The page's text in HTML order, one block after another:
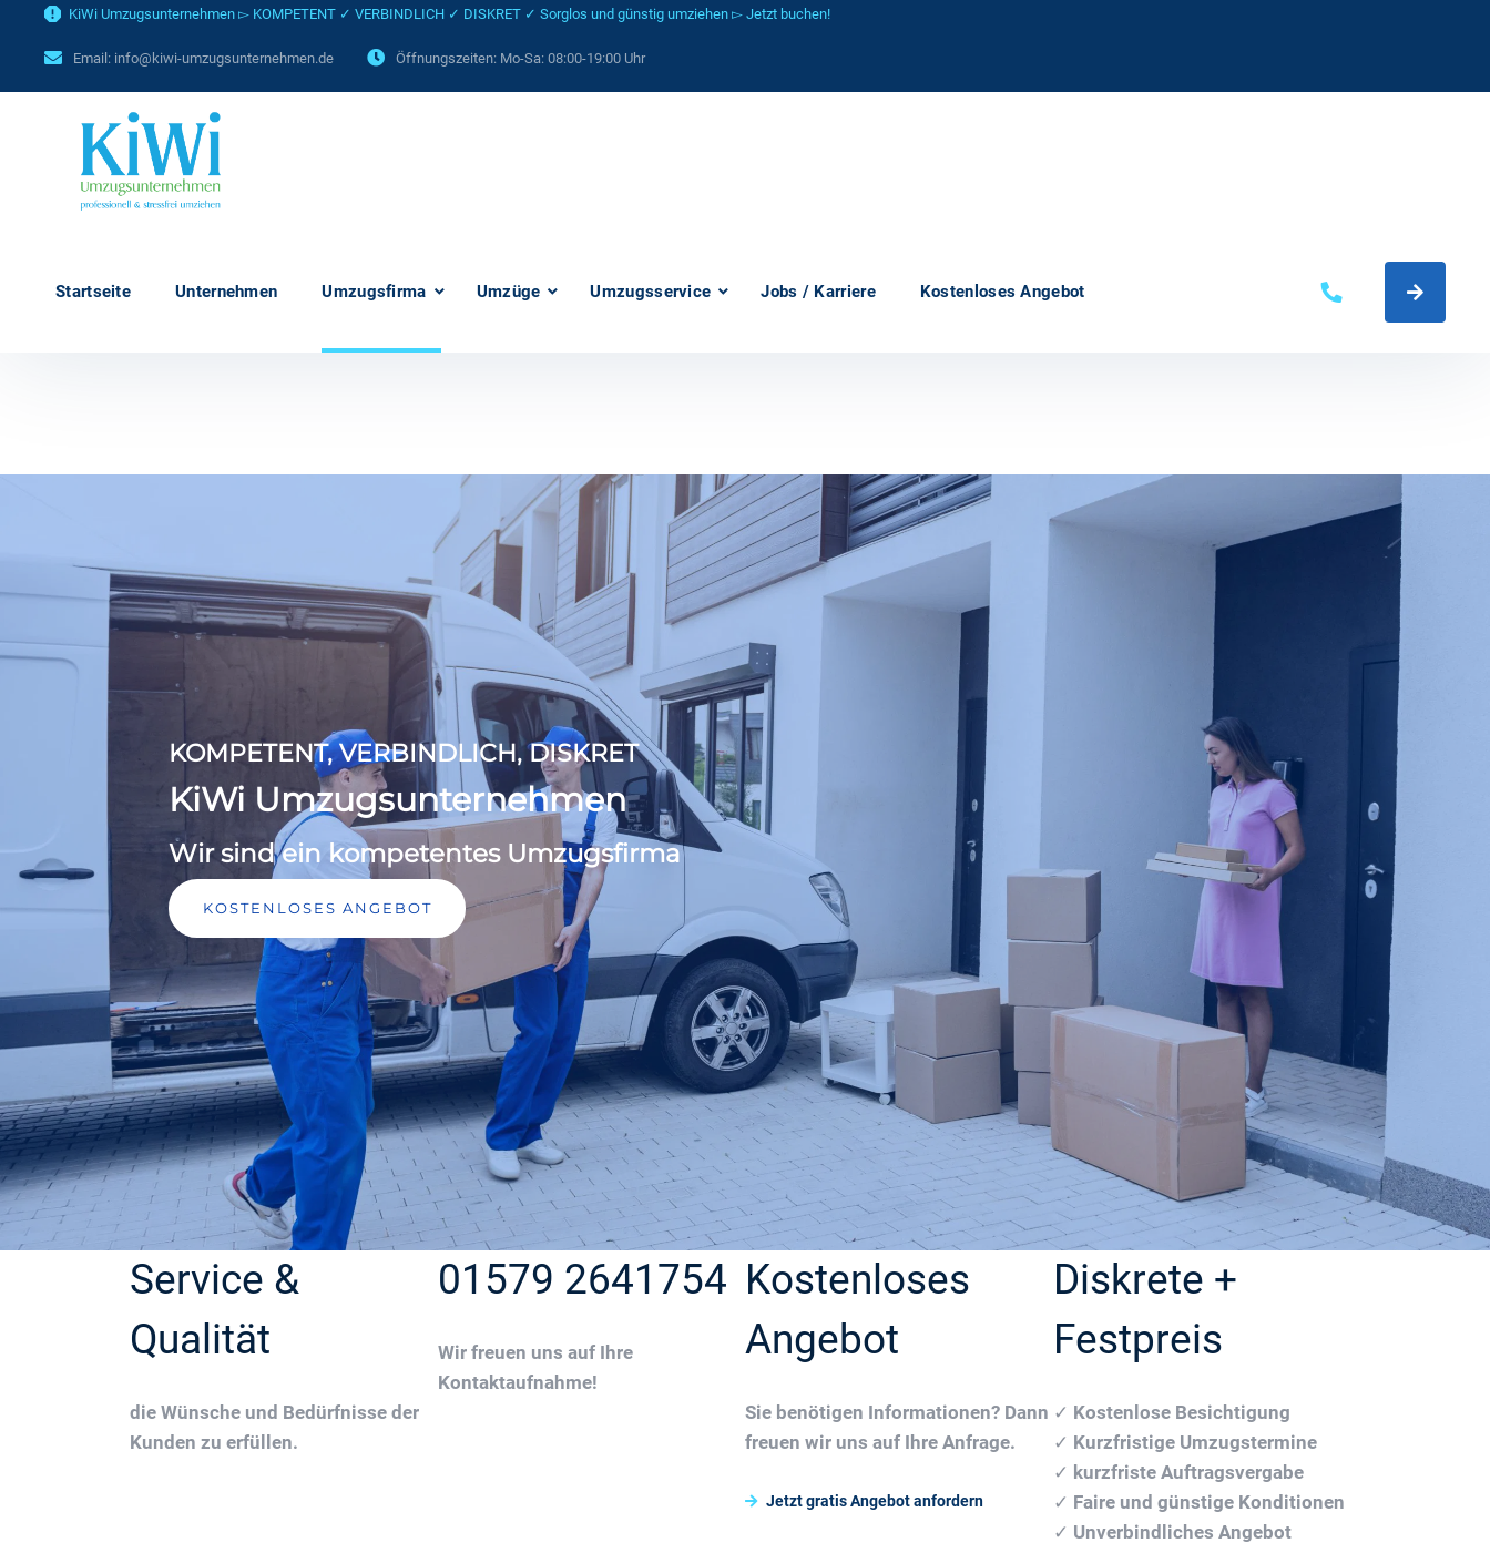
KiWi Umzugsunternehmen ▻ KOMPETENT ✓ VERBINDLICH ✓ DISKRET ✓ Sorglos und günstig umziehen ▻ Jetzt buchen!
Email: info@kiwi-umzugsunternehmen.de Öffnungszeiten: Mo-Sa: 08:00-19:00 Uhr
Startseite Unternehmen Umzugsfirma Umzüge Umzugsservice Jobs / Karriere Kostenloses Angebot
KOMPETENT, VERBINDLICH, DISKRET
KiWi Umzugsunternehmen
Wir sind ein kompetentes Umzugsfirma
KOSTENLOSES ANGEBOT
Service &
Qualität
die Wünsche und Bedürfnisse der
Kunden zu erfüllen.
01579 2641754
Wir freuen uns auf Ihre
Kontaktaufnahme!
Kostenloses
Angebot
Sie benötigen Informationen? Dann
freuen wir uns auf Ihre Anfrage.
Jetzt gratis Angebot anfordern
Diskrete +
Festpreis
✓ Kostenlose Besichtigung
✓ Kurzfristige Umzugstermine
✓ kurzfriste Auftragsvergabe
✓ Faire und günstige Konditionen
✓ Unverbindliches Angebot